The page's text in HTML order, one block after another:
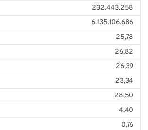
232.443.258
6.135.106.686
25,78
26,82
26,39
23,34
28,50
4,40
0,76